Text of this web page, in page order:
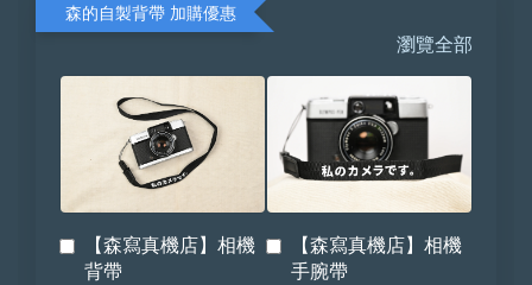
森的自製背帶 加購優惠
瀏覽全部
【森寫真機店】相機
背帶
【森寫真機店】相機
手腕帶